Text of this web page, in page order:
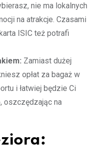
nie ma lokalnych
na atrakcje. Czasami
ISIC też potrafi
Zamiast dużej
opłat za bagaż w
i łatwiej będzie Ci
oszczędzając na